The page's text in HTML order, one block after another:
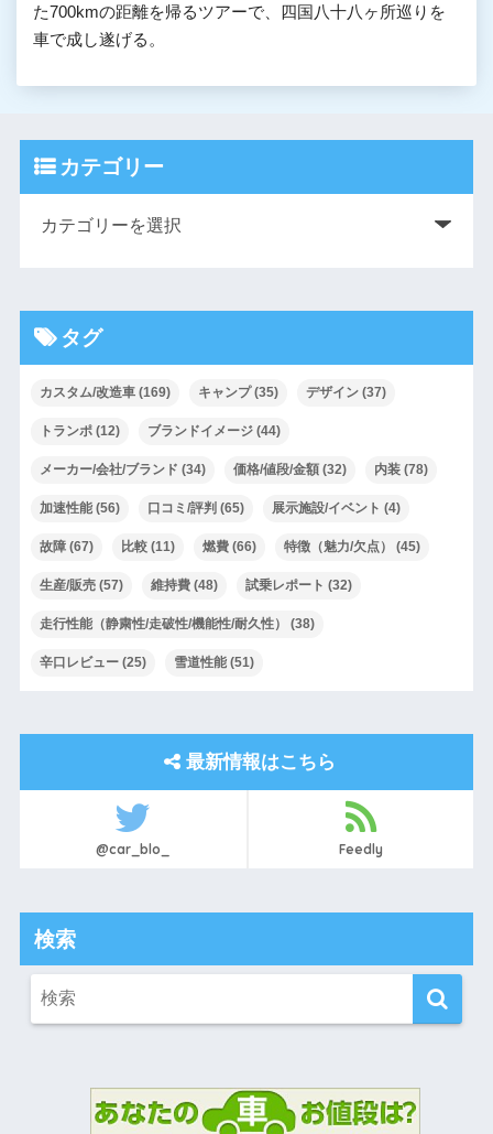
た700kmの距離を帰るツアーで、四国八十八ヶ所巡りを
車で成し遂げる。
カテゴリー
タグ
カスタム/改造車(169) キャンプ(35) デザイン(37)
トランポ(12) ブランドイメージ(44)
メーカー/会社/ブランド (34) 価格/値段/金額(32) 内装(78)
加速性能(56) 口コミ/評判 (65) 展示施設/イベント (4)
故障(67) 比較(11) 燃費(66) 特徴（魅力/欠点） (45)
生産/販売(57) 維持費(48) 試乗レポート (32)
走行性能（静粛性/走破性/機能性/耐久性） (38)
辛口レビュー(25) 雪道性能(51)
最新情報はこちら
@car_blo_ Feedly
検索